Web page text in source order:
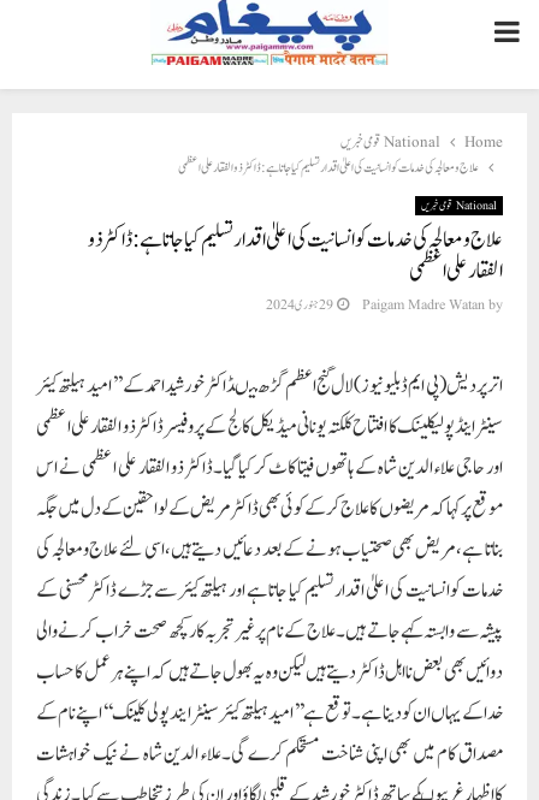
PRIMARY
MENU
Home
National قومی خبریں
علاج ومعالجہ کی خدمات کو انسانیت کی اعلیٰ اقدار تسلیم کیا جاتا ہے:ڈاکٹرذو الفقارعلی اعظمی
National قومی خبریں
علاج ومعالجہ کی خدمات کو انسانیت کی اعلیٰ اقدار تسلیم کیا جاتا ہے:ڈاکٹرذو
الفقارعلی اعظمی
by
Paigam Madre Watan 29 جنوری 2024
اتر پردیش(پی ایم ڈبلیو نیوز)لال گنج اعظم گڑھ میںڈاکٹر خورشید احمد کے ’’ امید ہیلتھ کیئر
سینٹراینڈپولیکلینک کا افتتاح کلکتہ یونانی میڈیکل کالج کے پروفیسرڈاکٹرذو الفقارعلی اعظمی
اور حاجی علاء الدین شاہ کے ہاتھوں فیتا کاٹ کر کیا گیا۔ڈاکٹر ذو الفقار علی اعظمی نے اس
موقع پر کہا کہ مریضوں کا علاج کر کے کوئی بھی ڈاکٹر مریض کے لواحقین کے دل میں جگہ
بناتا ہے ،مریض بھی صحتیاب ہونے کے بعد دعائیں دیتے ہیں،اسی لئے علاج ومعالجہ کی
خدمات کو انسانیت کی اعلیٰ اقدار تسلیم کیا جاتا ہے اور ہیلتھ کیئر سے جڑے ڈاکٹر محسنی کے
پیشہ سے وابستہ کہے جاتے ہیں۔ علاج کے نام پرغیر تجربہ کار کچھ صحت خراب کرنے والی
دوائیں بھی بعض نا اہل ڈاکٹر دیتے ہیں لیکن وہ یہ بھول جاتے ہیں کہ اپنے ہر عمل کا حساب
خدا کے یہاں ان کو دینا ہے۔توقع ہے ’’امید ہیلتھ کیئر سینٹر ایند پولی کلینک‘‘ اپنے نام کے
مصداق کام میں بھی اپنی شناخت مستحکم کرے گی۔علاء الدین شاہ نے نیک خواہشات